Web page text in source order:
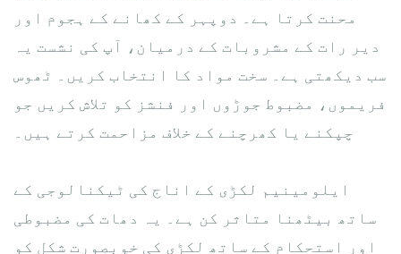
محنت کرتا ہے۔ دوپہر کے کھانے کے ہجوم اور
دیر رات کے مشروبات کے درمیان، آپ کی نشست یہ
سب دیکھتی ہے۔ سخت مواد کا انتخاب کریں۔ ٹھوس
فریموں، مضبوط جوڑوں اور فنشز کو تلاش کریں جو
چپکنے یا کھرچنے کے خلاف مزاحمت کرتے ہیں۔
ایلومینیم لکڑی کے اناج کی ٹیکنالوجی کے
ساتھ بیٹھنا متاثر کن ہے۔ یہ دھات کی مضبوطی
اور استحکام کے ساتھ لکڑی کی خوبصورت شکل کو